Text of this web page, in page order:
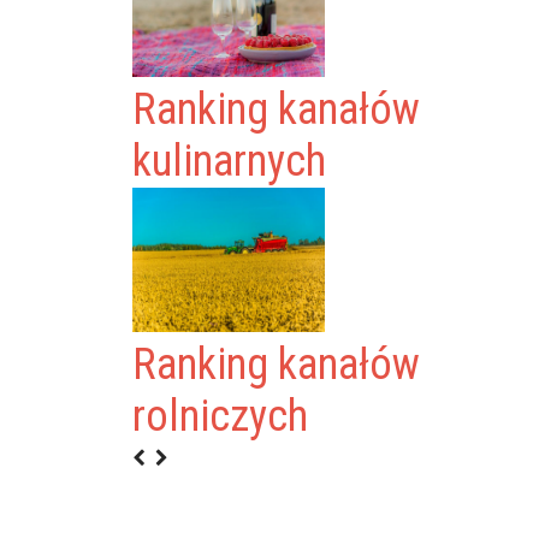
Ranking kanałów
kulinarnych
Ranking kanałów
rolniczych